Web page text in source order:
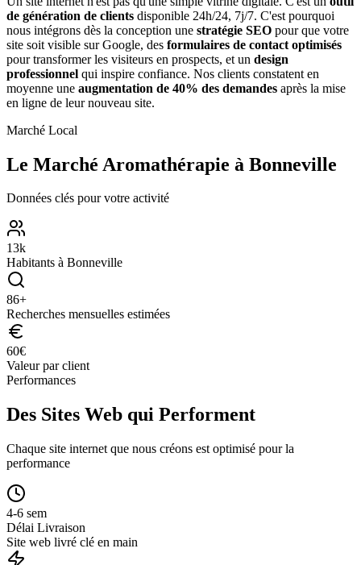
de génération de clients disponible 24h/24, 7j/7. C'est pourquoi
nous intégrons dès la conception une stratégie SEO pour que votre
site soit visible sur Google, des formulaires de contact optimisés
pour transformer les visiteurs en prospects, et un design
professionnel qui inspire confiance. Nos clients constatent en
moyenne une augmentation de 40% des demandes après la mise
en ligne de leur nouveau site.
Marché Local
Le Marché Aromathérapie à Bonneville
Données clés pour votre activité
13k
Habitants à Bonneville
86+
Recherches mensuelles estimées
60€
Valeur par client
Performances
Des Sites Web qui Performent
Chaque site internet que nous créons est optimisé pour la
performance
4-6 sem
Délai Livraison
Site web livré clé en main